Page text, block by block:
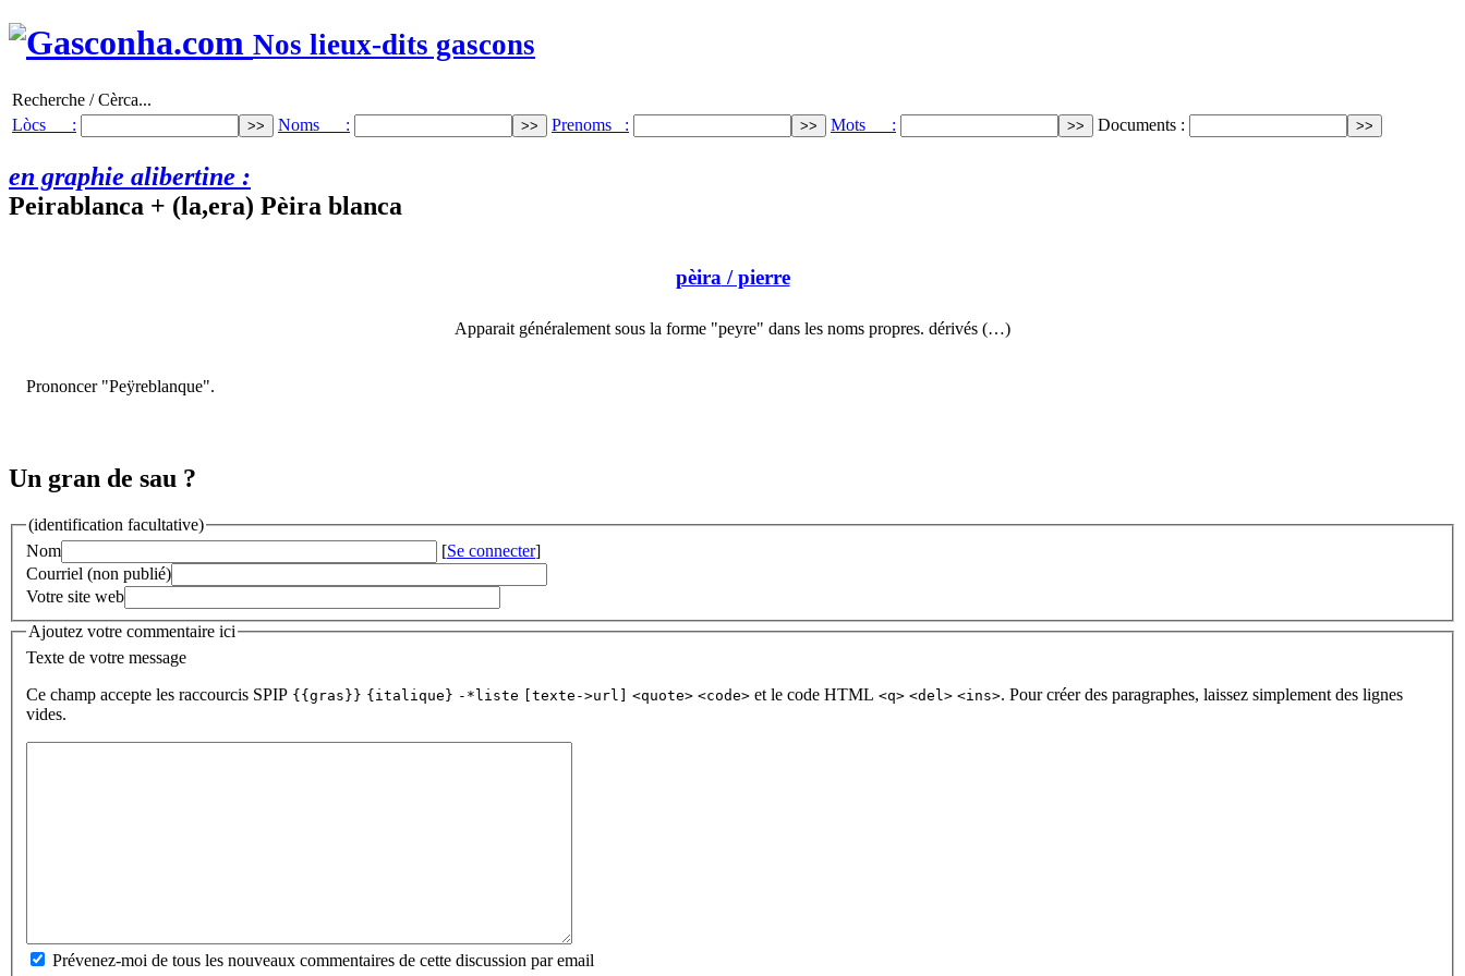
Nos lieux-dits gascons
Recherche / Cèrca...
Lòcs :
Noms : Prenoms : Mots : Documents :
en graphie alibertine :
Peirablanca + (la,era) Pèira blanca
pèira/ pierre
Apparait généralement sous la forme "peyre" dans les noms propres. dérivés (…)
Prononcer "Peÿreblanque".
Un gran de sau ?
(identification facultative)
Nom
[Se connecter]
Courriel (non publié)
Votre site web
Ajoutez votre commentaire ici
Texte de votre message
Ce champ accepte les raccourcis SPIP {{gras}} {italique} -*liste [texte->url] <quote> <code> et le code HTML <q> <del> <ins>. Pour créer des paragraphes, laissez simplement des lignes
vides.
Prévenez-moi de tous les nouveaux commentaires de cette discussion par email